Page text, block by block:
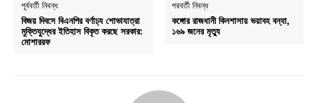
পূর্ববর্তী নিবন্ধ
বিজয় দিবসে বিএনপির বর্ণাঢ্য শোভাযাত্রা
মুক্তিযুদ্ধের ইতিহাস বিকৃত করছে সরকার:
মোশাররফ
পরবর্তী নিবন্ধ
কঙ্গোর রাজধানী কিনশাসায় ভয়াবহ বন্যা,
১৬৯ জনের মৃত্যু